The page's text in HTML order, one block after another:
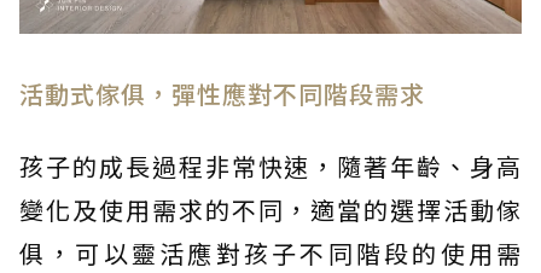
活動式傢俱，彈性應對不同階段需求
孩子的成長過程非常快速，隨著年齡、身高
變化及使用需求的不同，適當的選擇活動傢
俱，可以靈活應對孩子不同階段的使用需